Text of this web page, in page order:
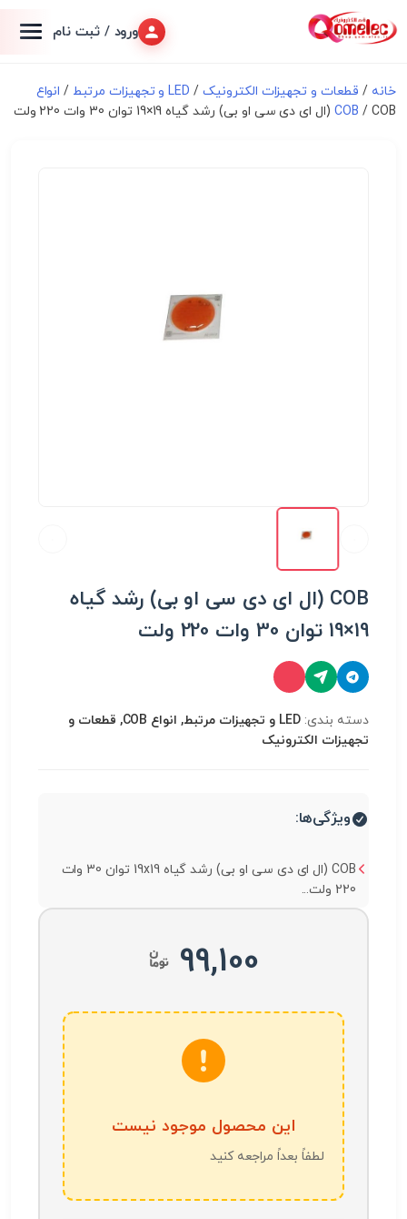
ورود / ثبت نام
خانه / قطعات و تجهیزات الکترونیک/ LED و تجهیزات مرتبط / انواع
COB / COB (ال ای دی سی او بی) رشد گیاه 19×19 توان 30 وات 220 ولت
COB (ال ای دی سی او بی) رشد گیاه
19×19 توان 30 وات 220 ولت
دسته بندی:
LED و تجهیزات مرتبط, انواع COB, قطعات و
تجهیزات الکترونیک
ویژگی‌ها:
COB (ال ای دی سی او بی) رشد گیاه 19x19 توان 30 وات
220 ولت...
99,100
این محصول موجود نیست
لطفاً بعداً مراجعه کنید